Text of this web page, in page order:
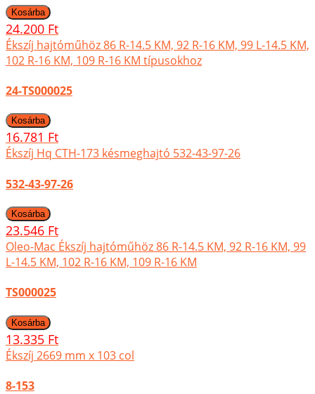
24.200 Ft
Ékszíj hajtóműhöz 86 R-14.5 KM, 92 R-16 KM, 99 L-14.5 KM,
102 R-16 KM, 109 R-16 KM típusokhoz
24-TS000025
16.781 Ft
Ékszíj Hq CTH-173 késmeghajtó 532-43-97-26
532-43-97-26
23.546 Ft
Oleo-Mac Ékszíj hajtóműhöz 86 R-14.5 KM, 92 R-16 KM, 99
L-14.5 KM, 102 R-16 KM, 109 R-16 KM
TS000025
13.335 Ft
Ékszíj 2669 mm x 103 col
8-153